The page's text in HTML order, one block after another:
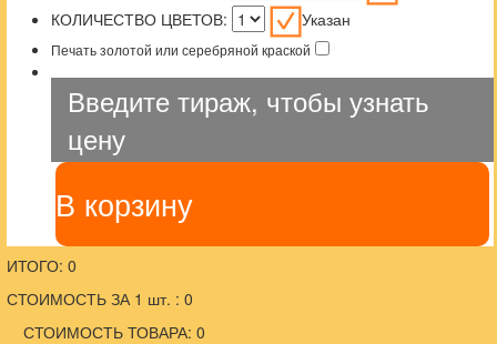
КОЛИЧЕСТВО ЦВЕТОВ:
Указан
Печать золотой или серебряной краской
Введите тираж, чтобы узнать
цену
В корзину
ИТОГО: 0
СТОИМОСТЬ ЗА 1 шт. : 0
СТОИМОСТЬ ТОВАРА: 0